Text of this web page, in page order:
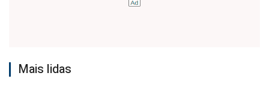
Mais lidas